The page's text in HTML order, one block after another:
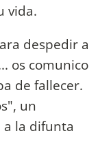
vida.
despedir a
os comunico
de fallecer.
un
a la difunta